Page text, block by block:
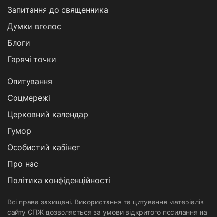
Запитання до священника
Думки вголос
Блоги
Гарячі точки
Опитування
Соцмережі
Церковний календар
Гумор
Особистий кабінет
Про нас
Політика конфіденційності
Всі права захищені. Використання та цитування матеріалів
сайту СПЖ дозволяється за умови відкритого посилання на